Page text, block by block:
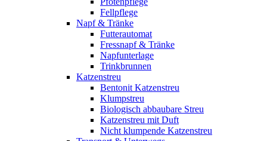
Fellpflege
Napf & Tränke
Futterautomat
Fressnapf & Tränke
Napfunterlage
Trinkbrunnen
Katzenstreu
Bentonit Katzenstreu
Klumpstreu
Biologisch abbaubare Streu
Katzenstreu mit Duft
Nicht klumpende Katzenstreu